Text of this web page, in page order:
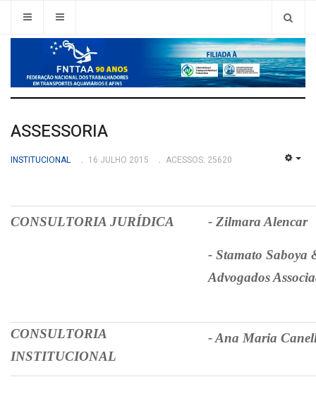
ASSESSORIA
INSTITUCIONAL 16 JULHO 2015 ACESSOS: 25620
CONSULTORIA JURÍDICA - Zilmara Alencar
- Stamato Saboya
Advogados
CONSULTORIA
INSTITUCIONAL
- Ana Maria